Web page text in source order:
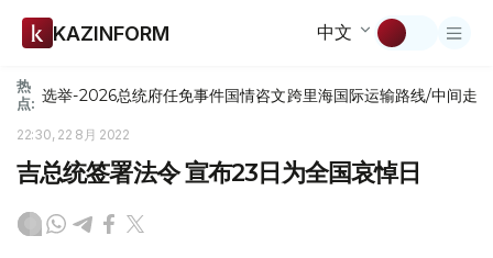
KAZINFORM 中文
热
点: 选举-2026总统府任免事件国情咨文跨里海国际运输路线/中间走廊
22:30, 22 8月 2022
吉总统签署法令 宣布23日为全国哀悼日